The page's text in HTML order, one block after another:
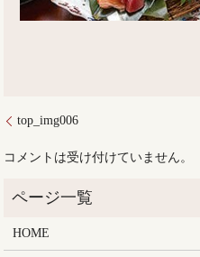
top_img006
コメントは受け付けていません。
HOME